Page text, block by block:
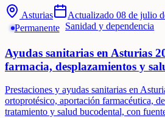
Asturias Actualizado 08 de julio
Permanente
Sanidad y dependencia
Ayudas sanitarias en Asturias
farmacia, desplazamientos y
Prestaciones y ayudas sanitarias en
ortoprotésico, aportación farmacéutica,
tratamiento y salud bucodental, con